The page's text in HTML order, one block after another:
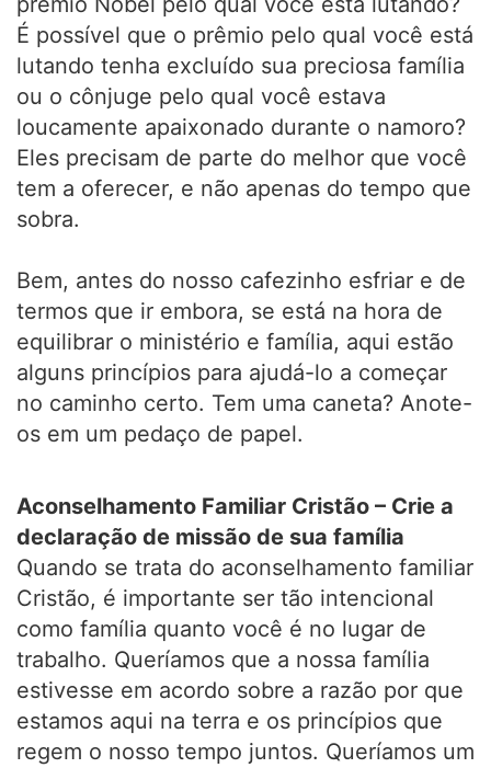
É possível que o prêmio pelo qual você está
lutando tenha excluído sua preciosa família
ou o cônjuge pelo qual você estava
loucamente apaixonado durante o namoro?
Eles precisam de parte do melhor que você
tem a oferecer, e não apenas do tempo que
sobra.
Bem, antes do nosso cafezinho esfriar e de
termos que ir embora, se está na hora de
equilibrar o ministério e família, aqui estão
alguns princípios para ajudá-lo a começar
no caminho certo. Tem uma caneta? Anote-
os em um pedaço de papel.
Aconselhamento Familiar Cristão – Crie a
declaração de missão de sua família
Quando se trata do aconselhamento familiar
Cristão, é importante ser tão intencional
como família quanto você é no lugar de
trabalho. Queríamos que a nossa família
estivesse em acordo sobre a razão por que
estamos aqui na terra e os princípios que
regem o nosso tempo juntos. Queríamos um